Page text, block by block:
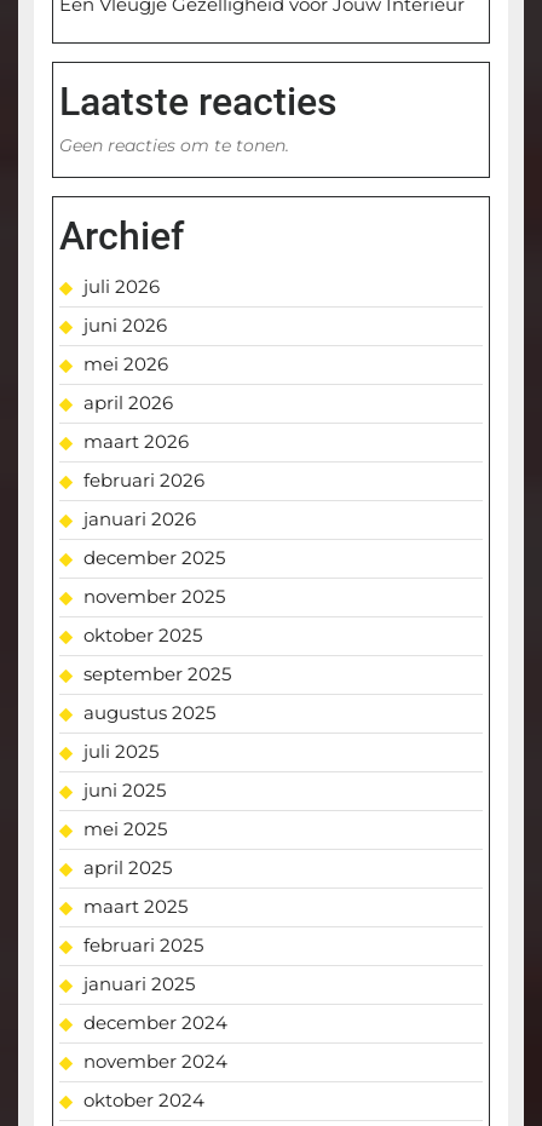
Een Vleugje Gezelligheid voor Jouw Interieur
Laatste reacties
Geen reacties om te tonen.
Archief
juli 2026
juni 2026
mei 2026
april 2026
maart 2026
februari 2026
januari 2026
december 2025
november 2025
oktober 2025
september 2025
augustus 2025
juli 2025
juni 2025
mei 2025
april 2025
maart 2025
februari 2025
januari 2025
december 2024
november 2024
oktober 2024